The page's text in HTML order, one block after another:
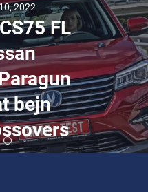
2022
FL
bejn